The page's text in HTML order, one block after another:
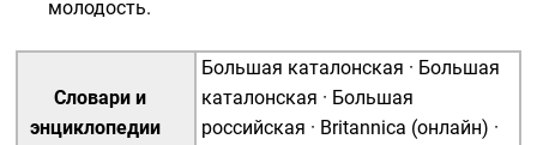
молодость.
Словари и
энциклопедии
Большая каталонская · Большая
каталонская · Большая
российская · Britannica (онлайн) ·